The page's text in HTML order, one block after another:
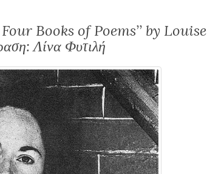
Books of Poems’’ by Louise
Λίνα Φυτιλή